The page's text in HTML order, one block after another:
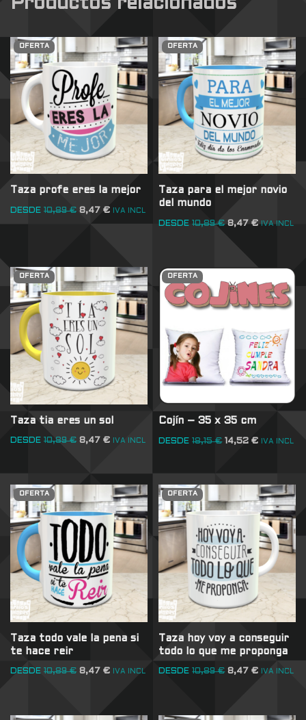
Productos relacionados
OFERTA
Taza profe eres la mejor
DESDE 10,89€ 8,47 € IVA INCL
OFERTA
Taza para el mejor novio
del mundo
DESDE 10,89€ 8,47€ IVA INCL
OFERTA
Taza tia eres un sol
DESDE 10,89€ 8,47 € IVA INCL
OFERTA
Cojín – 35 x 35 cm
DESDE 18,15€ 14,52€ IVA INCL
OFERTA
Taza todo vale la pena si
te hace reir
DESDE 10,89€ 8,47 € IVA INCL
OFERTA
Taza hoy voy a conseguir
todo lo que me proponga
DESDE 10,89€ 8,47€ IVA INCL